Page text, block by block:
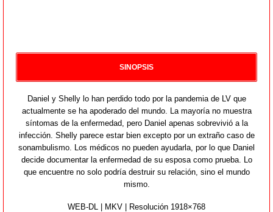
SINOPSIS
Daniel y Shelly lo han perdido todo por la pandemia de LV que
actualmente se ha apoderado del mundo. La mayoría no muestra
síntomas de la enfermedad, pero Daniel apenas sobrevivió a la
infección. Shelly parece estar bien excepto por un extraño caso de
sonambulismo. Los médicos no pueden ayudarla, por lo que Daniel
decide documentar la enfermedad de su esposa como prueba. Lo
que encuentre no solo podría destruir su relación, sino el mundo
mismo.
WEB-DL | MKV | Resolución 1918×768